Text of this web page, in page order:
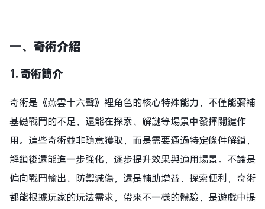
一、 奇術介紹
1. 奇術簡介
奇術是《燕雲十六聲》裡角色的核心特殊能力，不僅能彌補
基礎戰鬥的不足，還能在探索、解謎等場景中發揮關鍵作
用。這些奇術並非隨意獲取，而是需要通過特定條件解鎖，
解鎖後還能進一步強化，逐步提升效果與適用場景。不論是
偏向戰鬥輸出、防禦減傷，還是輔助增益、探索便利，奇術
都能根據玩家的玩法需求，帶來不一樣的體驗，是遊戲中提